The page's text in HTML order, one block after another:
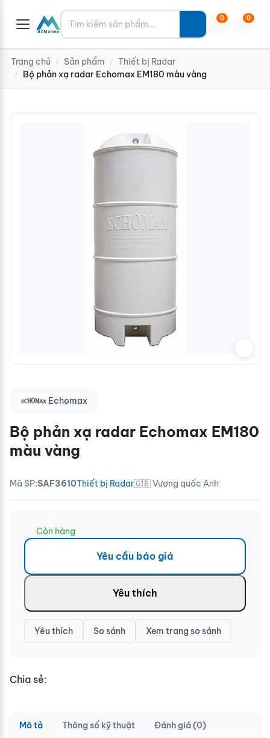
Tìm kiếm 0 0
Trang chủ / Sản phẩm / Thiết bị Radar
/ Bộ phản xạ radar Echomax EM180 màu vàng
Echomax
Bộ phản xạ radar Echomax EM180
màu vàng
Mã SP:SAF3610Thiết bị Radar🇬🇧 Vương quốc Anh
Còn hàng
Yêu cầu báo giá
Yêu thích
Yêu thích So sánh Xem trang so sánh
Chia sẻ:
Mô tả Thông số kỹ thuật Đánh giá (0)